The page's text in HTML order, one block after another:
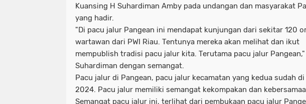
Kuansing H Suhardiman Amby pada undangan dan masyarakat
yang hadir.
"Di pacu jalur Pangean ini mendapat kunjungan dari sekitar 120
wartawan dari PWI Riau. Tentunya mereka akan melihat dan ikut
mempublish tradisi pacu jalur kita. Terutama pacu jalur
Suhardiman dengan semangat.
Pacu jalur di Pangean, pacu jalur kecamatan yang kedua sudah
2024. Pacu jalur memiliki semangat kekompakan dan
Semangat pacu jalur ini, terlihat dari pembukaan pacu jalur